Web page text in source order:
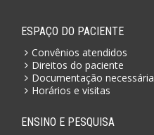
ESPAÇO DO PACIENTE
Convênios atendidos
Direitos do paciente
Documentação necessária
Horários e visitas
ENSINO E PESQUISA